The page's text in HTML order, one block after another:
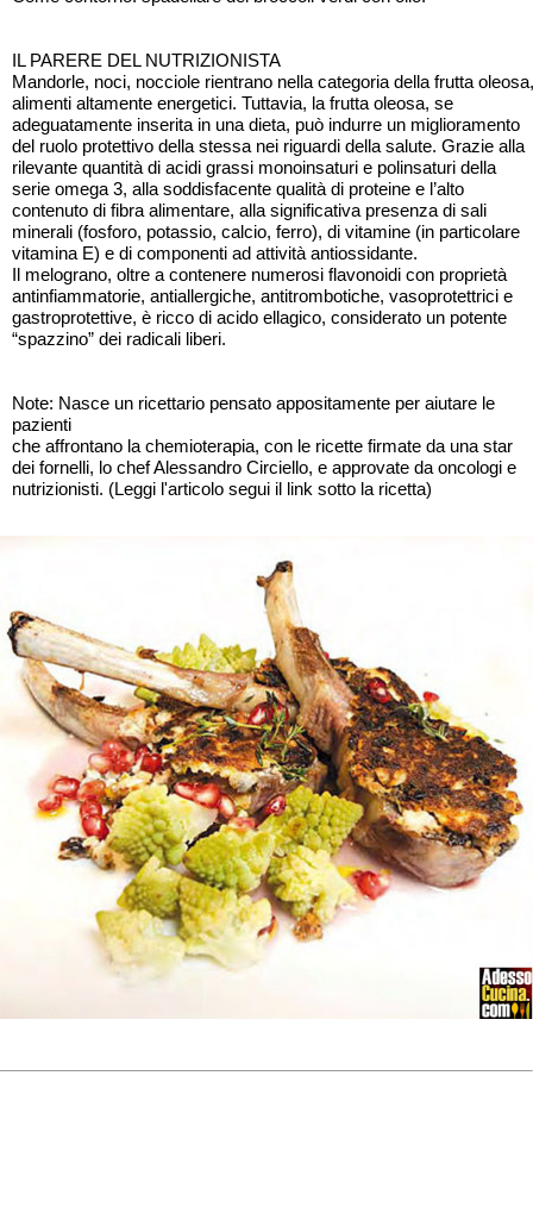
IL PARERE DEL NUTRIZIONISTA
Mandorle, noci, nocciole rientrano nella categoria della frutta oleosa,
alimenti altamente energetici. Tuttavia, la frutta oleosa, se
adeguatamente inserita in una dieta, può indurre un miglioramento
del ruolo protettivo della stessa nei riguardi della salute. Grazie alla
rilevante quantità di acidi grassi monoinsaturi e polinsaturi della
serie omega 3, alla soddisfacente qualità di proteine e l’alto
contenuto di fibra alimentare, alla significativa presenza di sali
minerali (fosforo, potassio, calcio, ferro), di vitamine (in particolare
vitamina E) e di componenti ad attività antiossidante.
Il melograno, oltre a contenere numerosi flavonoidi con proprietà
antinfiammatorie, antiallergiche, antitrombotiche, vasoprotettrici e
gastroprotettive, è ricco di acido ellagico, considerato un potente
“spazzino” dei radicali liberi.
Note: Nasce un ricettario pensato appositamente per aiutare le
pazienti
che affrontano la chemioterapia, con le ricette firmate da una star
dei fornelli, lo chef Alessandro Circiello, e approvate da oncologi e
nutrizionisti. (Leggi l'articolo segui il link sotto la ricetta)